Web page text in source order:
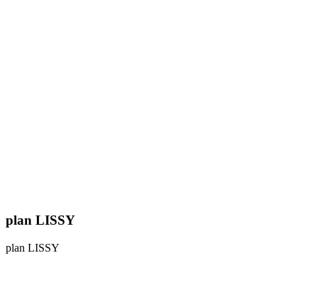
plan LISSY
plan LISSY